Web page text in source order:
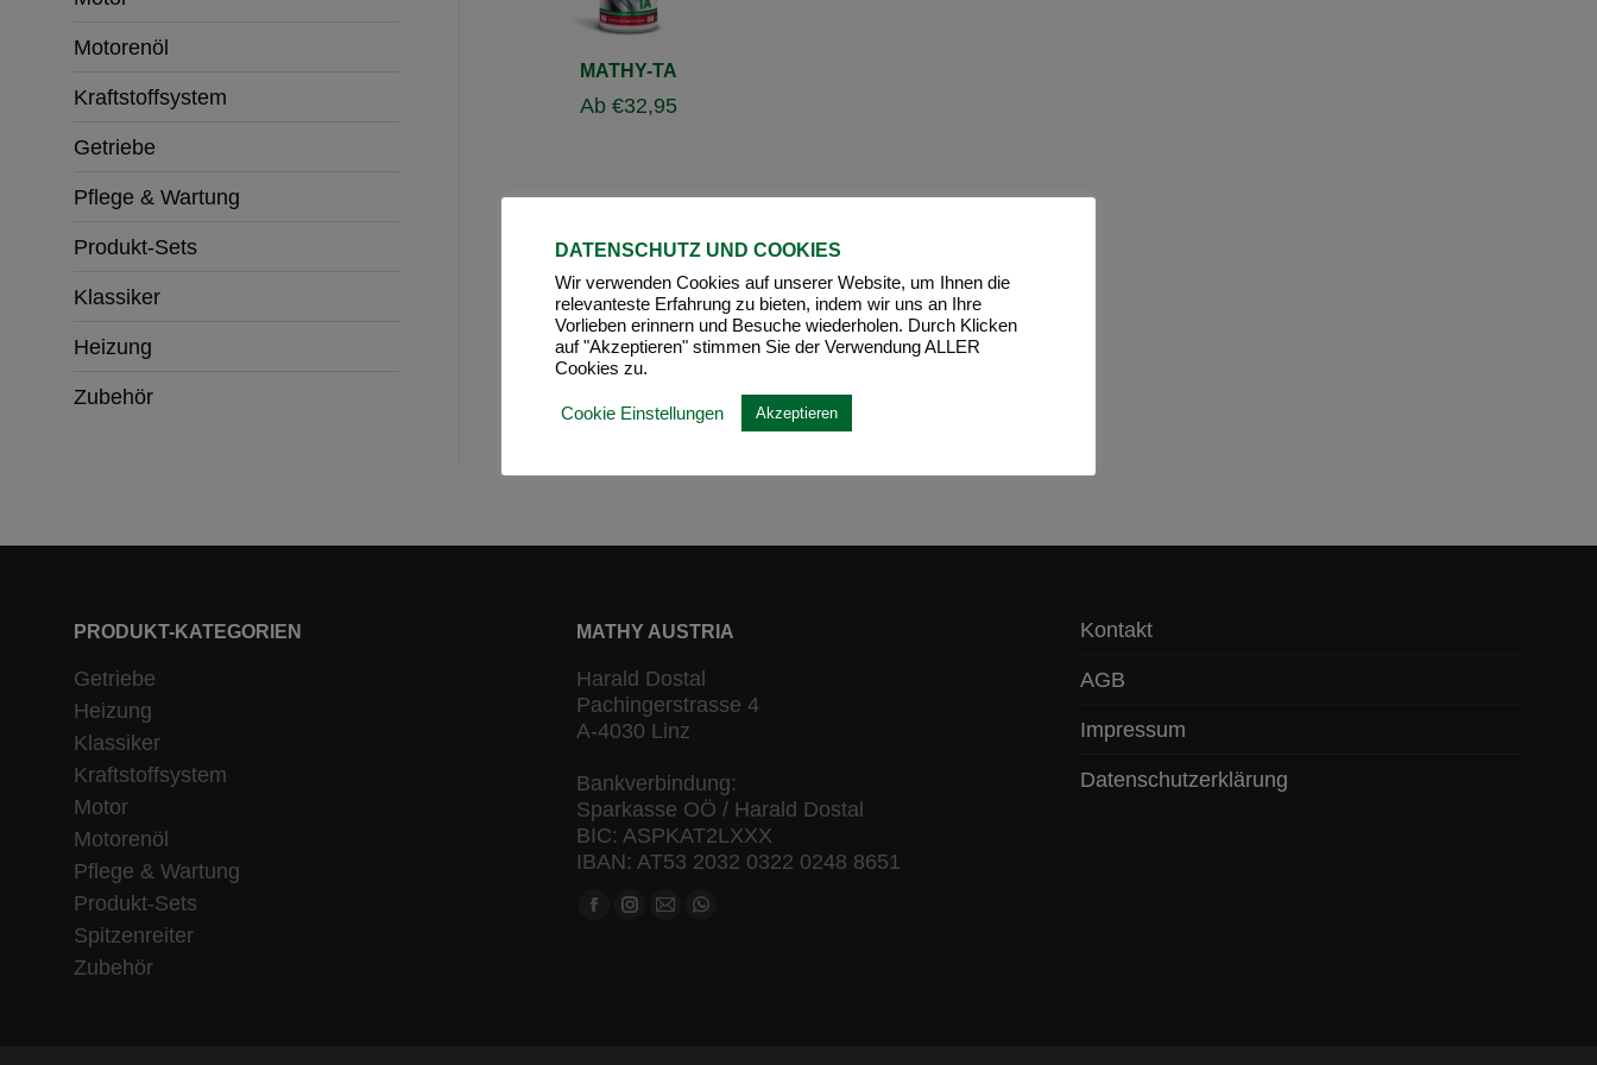
MATHY-TA
Ab €32,95
Motorenöl
Kraftstoffsystem
Getriebe
Pflege & Wartung
Produkt-Sets
Klassiker
Heizung
Zubehör
PRODUKT-KATEGORIEN
Getriebe
Heizung
Klassiker
Kraftstoffsystem
Motor
Motorenöl
Pflege & Wartung
Produkt-Sets
Spitzenreiter
Zubehör
MATHY AUSTRIA
Harald Dostal
Pachingerstrasse 4
A-4030 Linz
Bankverbindung:
Sparkasse OÖ / Harald Dostal
BIC: ASPKAT2LXXX
IBAN: AT53 2032 0322 0248 8651
Finden Sie uns auf:
Facebook
Instagram
MailWhatsapp
Kontakt
AGB
Impressum
Datenschutzerklärung
DATENSCHUTZ UND COOKIES
Wir verwenden Cookies auf unserer Website, um Ihnen die
relevanteste Erfahrung zu bieten, indem wir uns an Ihre
Vorlieben erinnern und Besuche wiederholen. Durch Klicken
auf "Akzeptieren" stimmen Sie der Verwendung ALLER
Cookies zu.
Cookie Einstellungen Akzeptieren